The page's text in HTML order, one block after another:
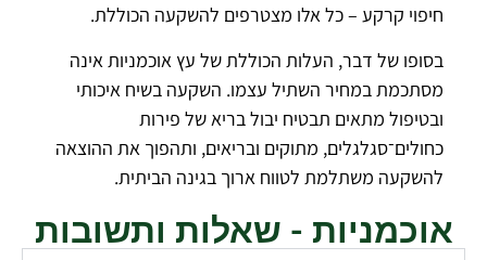
חיפוי קרקע – כל אלו מצטרפים להשקעה הכוללת.
בסופו של דבר, העלות הכוללת של עץ אוכמניות אינה
מסתכמת במחיר השתיל עצמו. השקעה בשיח איכותי
ובטיפול מתאים תבטיח יבול בריא של פירות
כחולים־סגלגלים, מתוקים ובריאים, ותהפוך את ההוצאה
להשקעה משתלמת לטווח ארוך בגינה הביתית.
אוכמניות - שאלות ותשובות